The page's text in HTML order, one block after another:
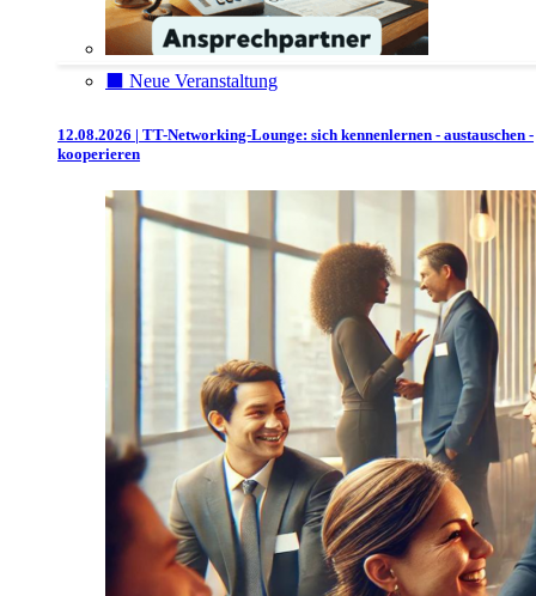
⬛️ Neue Veranstaltung
12.08.2026 | TT-Networking-Lounge: sich kennenlernen - austauschen -
kooperieren